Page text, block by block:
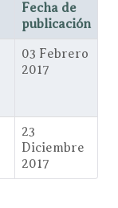
Fecha de
publicación
03 Febrero
2017
23
Diciembre
2017